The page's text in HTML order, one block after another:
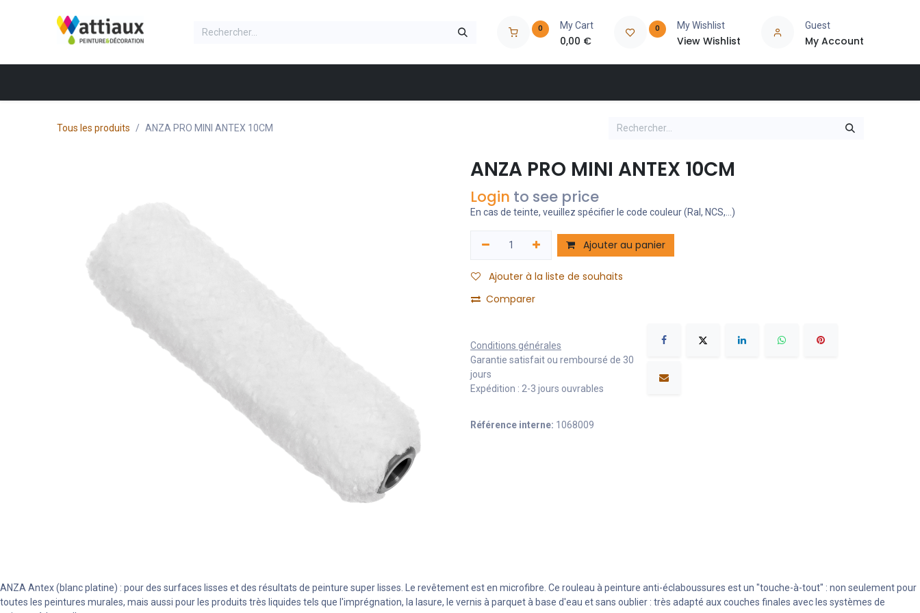
0 My Cart
0,00 €
0 My Wishlist
View Wishlist
Guest
My Account
Tous les produits ANZA PRO MINI ANTEX 10CM
ANZA PRO MINI ANTEX 10CM
Login to see price
En cas de teinte, veuillez spécifier le code couleur (Ral, NCS,...)
Ajouter au panier
Ajouter à la liste de souhaits
Comparer
Conditions générales
Garantie satisfait ou remboursé de 30
jours
Expédition : 2-3 jours ouvrables
Référence interne: 1068009
ANZA Antex (blanc platine) : pour des surfaces lisses et des résultats de peinture super lisses. Le revêtement est en microfibre. Ce rouleau à peinture anti-éclaboussures est un "touche-à-tout" : non seulement pour
toutes les peintures murales, mais aussi pour les produits très liquides tels que l'imprégnation, la lasure, le vernis à parquet à base d'eau et sans oublier : très adapté aux couches finales avec les systèmes de